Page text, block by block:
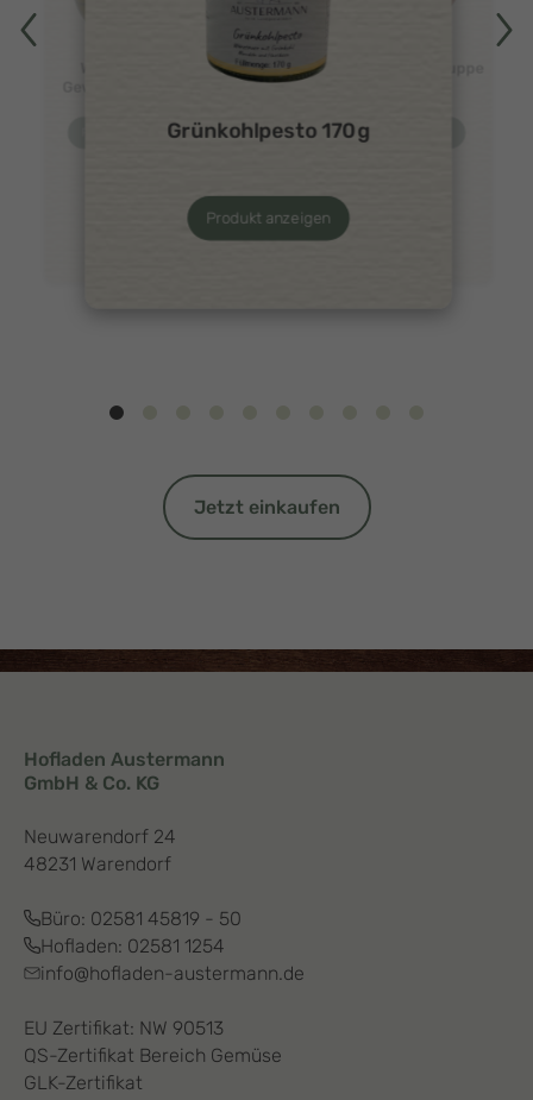
Produkt anzeigenGrünkohlpesto 170g
Produkt anzeigen
Produkt anzeigen
Jetzt einkaufen
Hofladen Austermann
GmbH & Co. KG
Neuwarendorf 24
48231 Warendorf
Büro: 02581 45819 - 50
Hofladen: 02581 1254
info@hofladen-austermann.de
EU Zertifikat: NW 90513
QS-Zertifikat Bereich Gemüse
GLK-Zertifikat